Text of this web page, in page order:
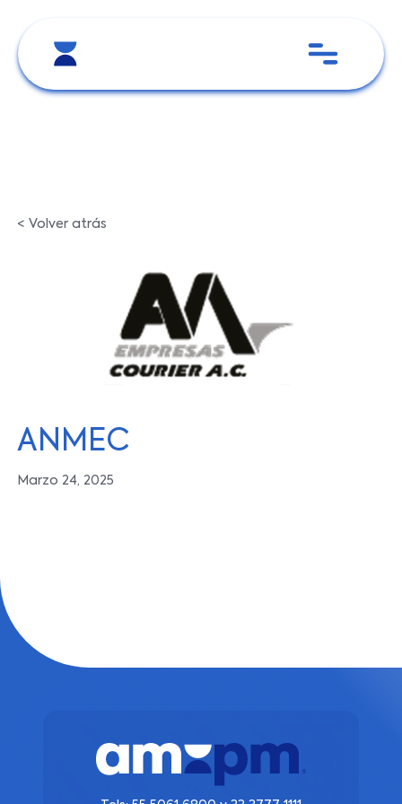
< Volver atrás
ANMEC
Marzo 24, 2025